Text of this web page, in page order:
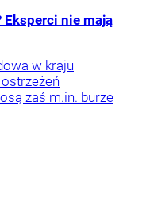
nie mają
w kraju
zaś m.in. burze